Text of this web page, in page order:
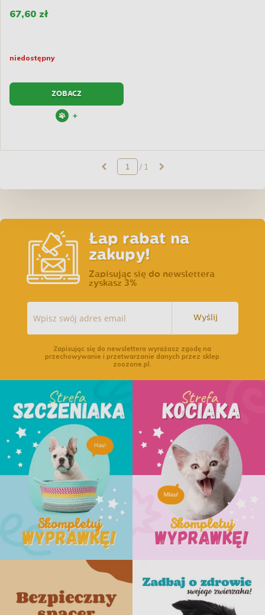
67,60 zł
niedostępny
ZOBACZ
+
/ 1
Łap rabat na
zakupy!
Zapisując się do newslettera
zyskasz 3%
Wyślij
Zapisując się do newslettera wyrażasz zgodę na
przechowywanie i przetwarzanie danych przez sklep
zoozone.pl.